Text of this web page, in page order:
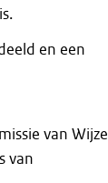
en een
van
van